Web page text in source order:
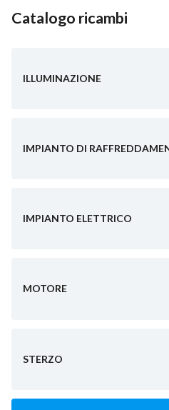
Catalogo ricambi
ILLUMINAZIONE
IMPIANTO DI
IMPIANTO ELETTRICO
MOTORE
STERZO